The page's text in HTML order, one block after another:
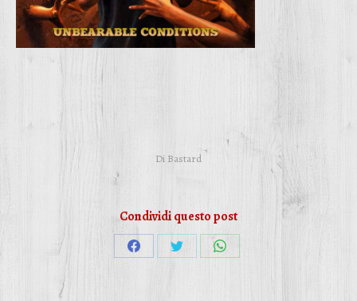
Di Bastard
Condividi questo post
CondividiCondividiCondividi